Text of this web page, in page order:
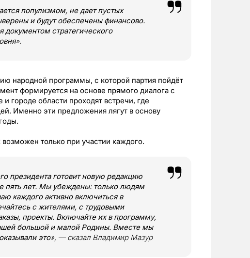
популизмом, не дает пустых
и будут обеспечены финансово.
стратегического
».
народной программы, с которой партия пойдёт
формируется на основе прямого диалога с
городе области проходят встречи, где
Именно эти предложения лягут в основу
только при участии каждого.
президента готовит новую редакцию
пять лет. Мы убеждены: только людям
каждого активно включиться в
с жителями, с трудовыми
проекты. Включайте их в программу,
большой и малой Родины. Вместе мы
это», — сказал Владимир Мазур